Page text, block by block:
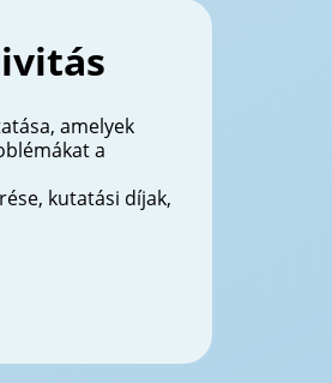
amelyek
a
kutatási díjak,